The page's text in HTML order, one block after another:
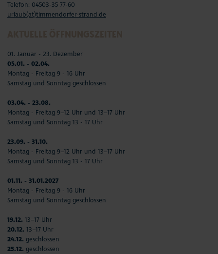
Telefon: 04503-35 77-60
urlaub(at)timmendorfer-strand.de
01. Januar - 23. Dezember
05.01. - 02.04.
Montag - Freitag 9 - 16 Uhr
Samstag und Sonntag geschlossen
03.04. - 23.08.
Montag - Freitag 9–12 Uhr und 13–17 Uhr
Samstag und Sonntag 13 - 17 Uhr
23.09. - 31.10.
Montag - Freitag 9–12 Uhr und 13–17 Uhr
Samstag und Sonntag 13 - 17 Uhr
01.11. - 31.01.2027
Montag - Freitag 9 - 16 Uhr
Samstag und Sonntag geschlossen
19.12. 13–17 Uhr
20.12. 13–17 Uhr
24.12. geschlossen
25.12. geschlossen